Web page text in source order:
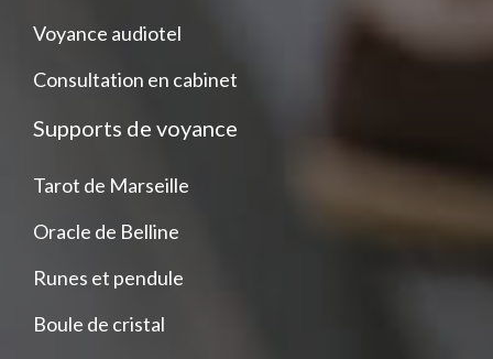
Voyance audiotel
Consultation en cabinet
Supports de voyance
Tarot de Marseille
Oracle de Belline
Runes et pendule
Boule de cristal